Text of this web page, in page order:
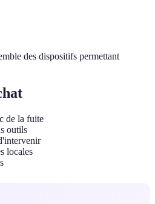
des dispositifs permettant
de la fuite
outils
locales